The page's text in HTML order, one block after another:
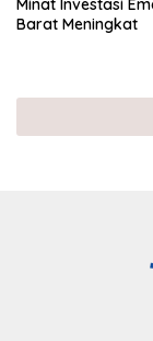
Minat Investasi
Barat Meningkat